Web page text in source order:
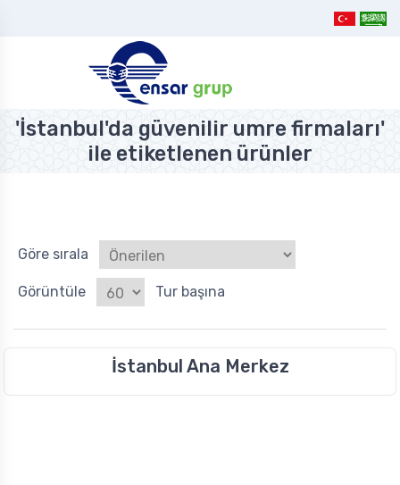
'İstanbul'da güvenilir umre firmaları'
ile etiketlenen ürünler
Göre sırala
Görüntüle Tur başına
İstanbul Ana Merkez